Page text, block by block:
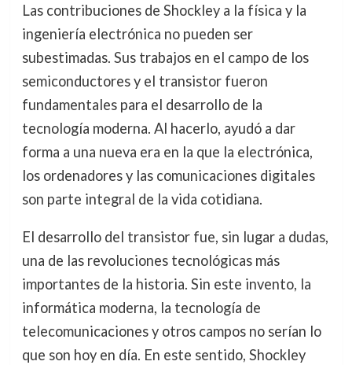
Las contribuciones de Shockley a la física y la
ingeniería electrónica no pueden ser
subestimadas. Sus trabajos en el campo de los
semiconductores y el transistor fueron
fundamentales para el desarrollo de la
tecnología moderna. Al hacerlo, ayudó a dar
forma a una nueva era en la que la electrónica,
los ordenadores y las comunicaciones digitales
son parte integral de la vida cotidiana.
El desarrollo del transistor fue, sin lugar a dudas,
una de las revoluciones tecnológicas más
importantes de la historia. Sin este invento, la
informática moderna, la tecnología de
telecomunicaciones y otros campos no serían lo
que son hoy en día. En este sentido, Shockley